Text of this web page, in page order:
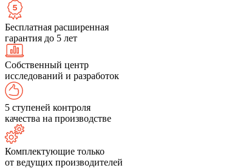
Бесплатная расширенная
гарантия до 5 лет
Собственный центр
исследований и разработок
5 ступеней контроля
качества на производстве
Комплектующие только
от ведущих производителей